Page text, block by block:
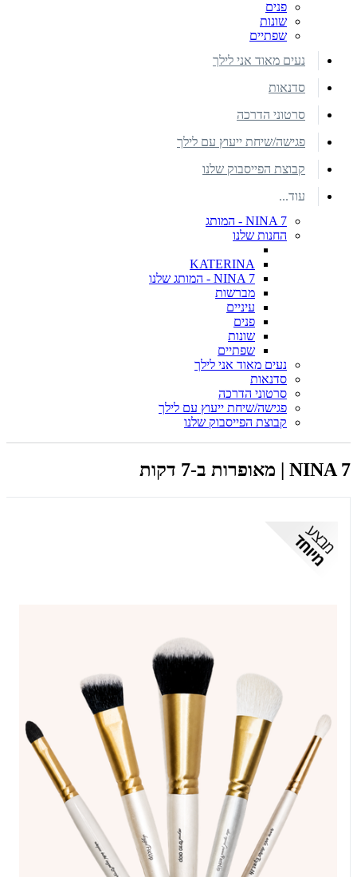
פנים
שונות
שפתיים
נעים מאוד אני לילך
סדנאות
סרטוני הדרכה
פגישה/שיחת ייעוץ עם לילך
קבוצת הפייסבוק שלנו
עוד...
NINA 7 - המותג
החנות שלנו
KATERINA
NINA 7 - המותג שלנו
מברשות
עיניים
פנים
שונות
שפתיים
נעים מאוד אני לילך
סדנאות
סרטוני הדרכה
פגישה/שיחת ייעוץ עם לילך
קבוצת הפייסבוק שלנו
NINA 7 | מאופרות ב-7 דקות